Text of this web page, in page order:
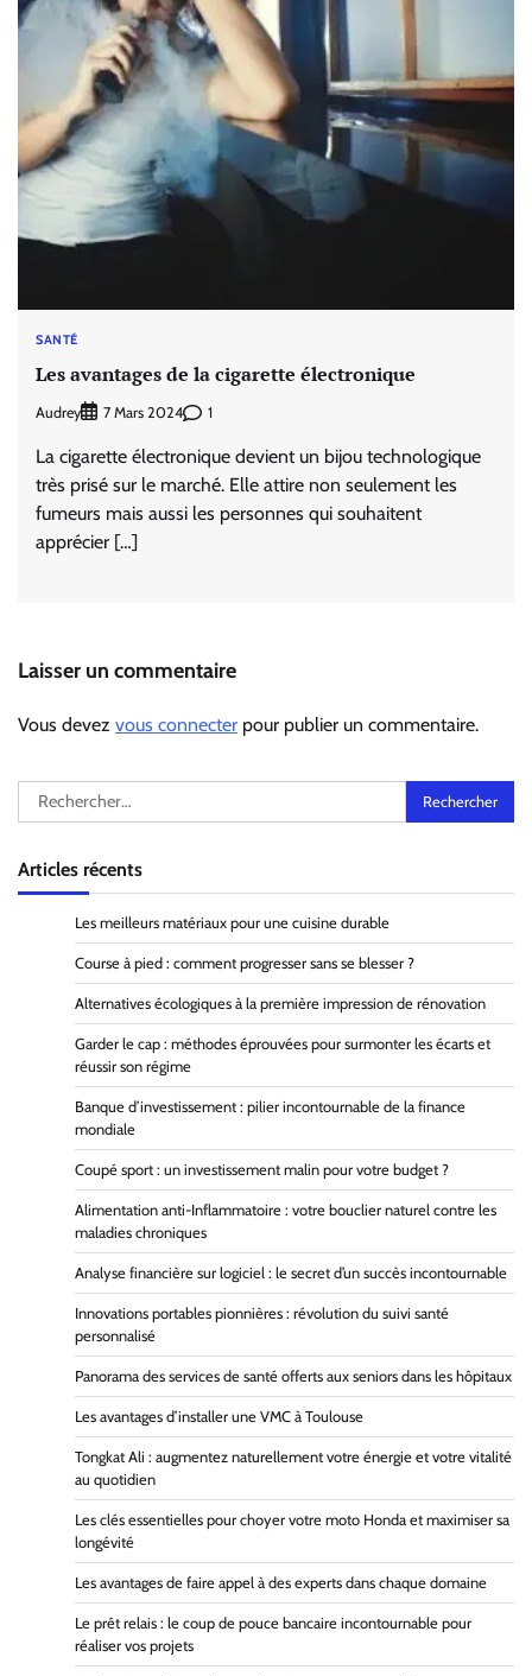
SANTÉ
Les avantages de la cigarette électronique
Audrey 7 Mars 2024 1
La cigarette électronique devient un bijou technologique
très prisé sur le marché. Elle attire non seulement les
fumeurs mais aussi les personnes qui souhaitent
apprécier […]
Laisser un commentaire
Vous devez vous connecter pour publier un commentaire.
Rechercher :
Articles récents
Les meilleurs matériaux pour une cuisine durable
Course à pied : comment progresser sans se blesser ?
Alternatives écologiques à la première impression de rénovation
Garder le cap : méthodes éprouvées pour surmonter les écarts et
réussir son régime
Banque d’investissement : pilier incontournable de la finance
mondiale
Coupé sport : un investissement malin pour votre budget ?
Alimentation anti-Inflammatoire : votre bouclier naturel contre les
maladies chroniques
Analyse financière sur logiciel : le secret d’un succès incontournable
Innovations portables pionnières : révolution du suivi santé
personnalisé
Panorama des services de santé offerts aux seniors dans les hôpitaux
Les avantages d’installer une VMC à Toulouse
Tongkat Ali : augmentez naturellement votre énergie et votre vitalité
au quotidien
Les clés essentielles pour choyer votre moto Honda et maximiser sa
longévité
Les avantages de faire appel à des experts dans chaque domaine
Le prêt relais : le coup de pouce bancaire incontournable pour
réaliser vos projets